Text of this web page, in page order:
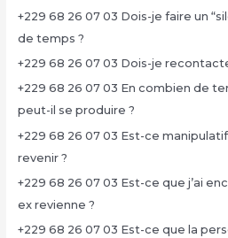
+229 68 26 07 03 Dois-je faire un
de temps ?
+229 68 26 07 03 Dois-je
+229 68 26 07 03 En combien de
peut-il se produire ?
+229 68 26 07 03 Est-ce
revenir ?
+229 68 26 07 03 Est-ce que j’ai
ex revienne ?
+229 68 26 07 03 Est-ce que la